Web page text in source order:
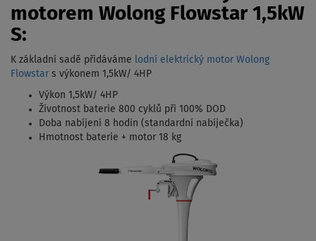
motorem Wolong Flowstar 1,5kW
S:
K základní sadě přidáváme lodní elektrický motor Wolong
Flowstar s výkonem 1,5kW/ 4HP
Výkon 1,5kW/ 4HP
Životnost baterie 800 cyklů při 100% DOD
Doba nabíjení 8 hodin (standardní nabíječka)
Hmotnost baterie + motor 18 kg